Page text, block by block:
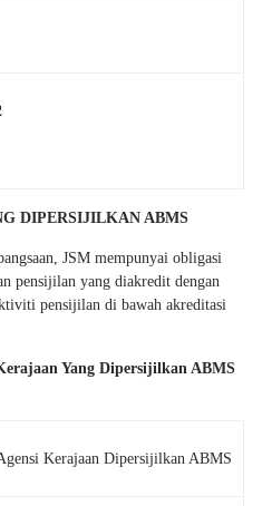
DIPERSIJILKAN ABMS
JSM mempunyai obligasi
pensijilan yang diakredit dengan
pensijilan di bawah akreditasi
Yang Dipersijilkan ABMS
Kerajaan Dipersijilkan ABMS